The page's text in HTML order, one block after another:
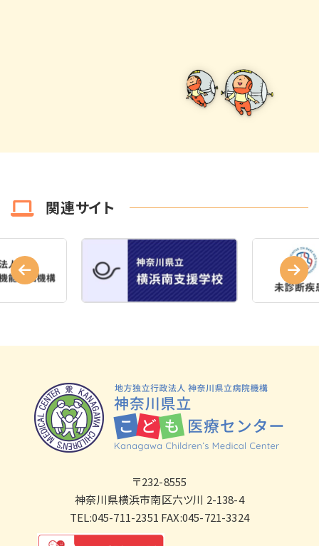
関連サイト
〒232-8555
神奈川県横浜市南区六ツ川 2-138-4
TEL:045-711-2351 FAX:045-721-3324